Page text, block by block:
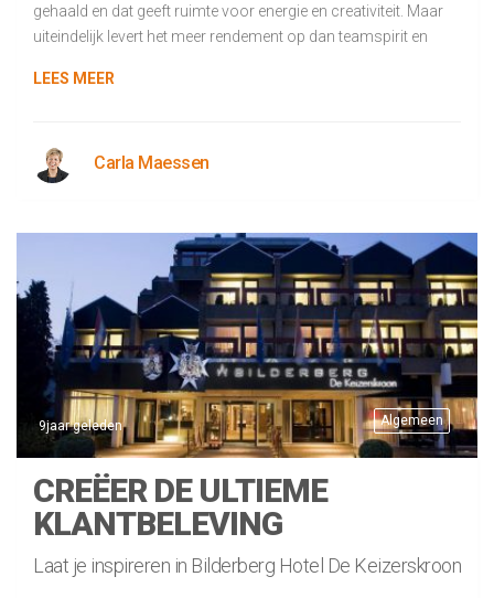
gehaald en dat geeft ruimte voor energie en creativiteit. Maar
uiteindelijk levert het meer rendement op dan teamspirit en
LEES MEER
Carla Maessen
Algemeen
9jaar geleden
CREËER DE ULTIEME
KLANTBELEVING
Laat je inspireren in Bilderberg Hotel De Keizerskroon